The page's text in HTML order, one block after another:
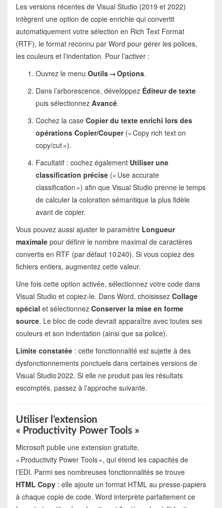
Les versions récentes de Visual Studio (2019 et 2022)
intègrent une option de copie enrichie qui convertit
automatiquement votre sélection en Rich Text Format
(RTF), le format reconnu par Word pour gérer les polices,
les couleurs et l’indentation. Pour l’activer :
Ouvrez le menu Outils → Options.
Dans l’arborescence, développez Éditeur de texte
puis sélectionnez Avancé.
Cochez la case Copier du texte enrichi lors des
opérations Copier/Couper(« Copy rich text on
copy/cut »).
Facultatif : cochez également Utiliser une
classification précise(« Use accurate
classification ») afin que Visual Studio prenne le temps
de calculer la coloration sémantique la plus fidèle
avant de copier.
Vous pouvez aussi ajuster le paramètre Longueur
maximalepour définir le nombre maximal de caractères
convertis en RTF (par défaut 10 240). Si vous copiez des
fichiers entiers, augmentez cette valeur.
Une fois cette option activée, sélectionnez votre code dans
Visual Studio et copiez‑le. Dans Word, choisissez Collage
spécial et sélectionnez Conserver la mise en forme
source. Le bloc de code devrait apparaître avec toutes ses
couleurs et son indentation (ainsi que sa police).
Limite constatée: cette fonctionnalité est sujette à des
dysfonctionnements ponctuels dans certaines versions de
Visual Studio 2022. Si elle ne produit pas les résultats
escomptés, passez à l’approche suivante.
Utiliser l’extension
« Productivity Power Tools »
Microsoft publie une extension gratuite,
« Productivity Power Tools », qui étend les capacités de
l’EDI. Parmi ses nombreuses fonctionnalités se trouve
HTML Copy: elle ajoute un format HTML au presse‑papiers
à chaque copie de code. Word interprète parfaitement ce